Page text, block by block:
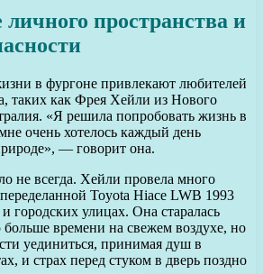
личного пространства и
в фургоне привлекают любителей
таких как Фрея Хейли из Нового
«Я решила попробовать жизнь в
очень хотелось каждый день
— говорит она.
не всегда. Хейли провела много
Toyota Hiace LWB 1993
городских улицах. Она старалась
времени на свежем воздухе, но
уединиться, принимая душ в
и страх перед стуком в дверь поздно